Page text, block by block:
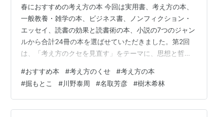
春におすすめの考え方の本 今回は実用書、考え方の本、
一般教養・雑学の本、ビジネス書、ノンフィクション・
エッセイ、読書の効果と読書術の本、小説の7つのジャン
ルから合計24冊の本を選ばせていただきました。第2回
は、「考え方のクセを見直す」をテーマに、思想と哲
グ参加中読書素適な読書ブログが集まるグループです↑
春におすすめの考え方の本 悩みごとには「考え方のク
セ」が大きな影響 考え方のクセを見直す考え方の本 『悪
口を言われても気にしない人の考え方』掘もとこ 『人生
#おすすめ本 #考え方のくせ #考え方の本
#掘もとこ #川野泰周 #名取芳彦 #樹木希林